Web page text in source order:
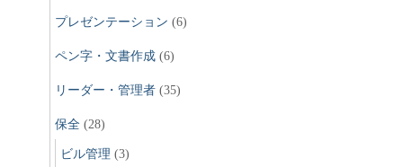
プレゼンテーション (6)
ペン字・文書作成 (6)
リーダー・管理者 (35)
保全 (28)
ビル管理 (3)